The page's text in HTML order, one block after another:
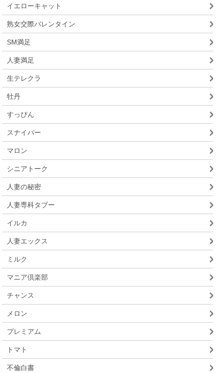
イエローキャット
熟女交際バレンタイン
SM満足
人妻満足
生テレクラ
牡丹
すっぴん
スナイパー
マロン
シニアトーク
人妻の秘密
人妻専科タブー
イルカ
人妻エックス
ミルク
マニア倶楽部
チャンス
メロン
プレミアム
トマト
不倫白書